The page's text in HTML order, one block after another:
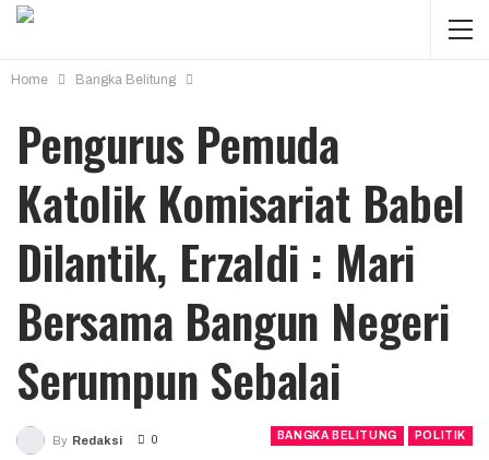
Home Bangka Belitung
Pengurus Pemuda
Katolik Komisariat Babel
Dilantik, Erzaldi : Mari
Bersama Bangun Negeri
Serumpun Sebalai
BANGKA BELITUNG POLITIK
By Redaksi 0